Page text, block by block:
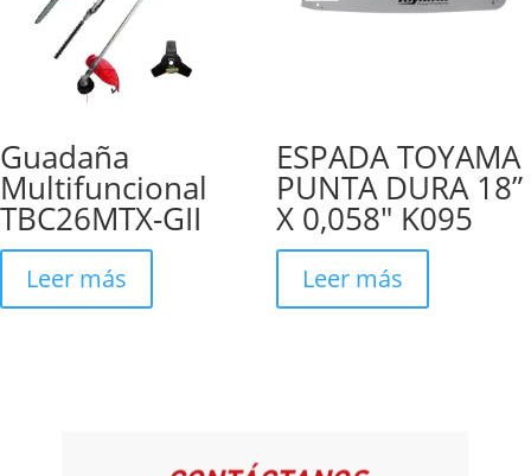
Guadaña
Multifuncional
TBC26MTX-GII
Leer más
ESPADA TOYAMA
PUNTA DURA 18”
X 0,058″ K095
Leer más